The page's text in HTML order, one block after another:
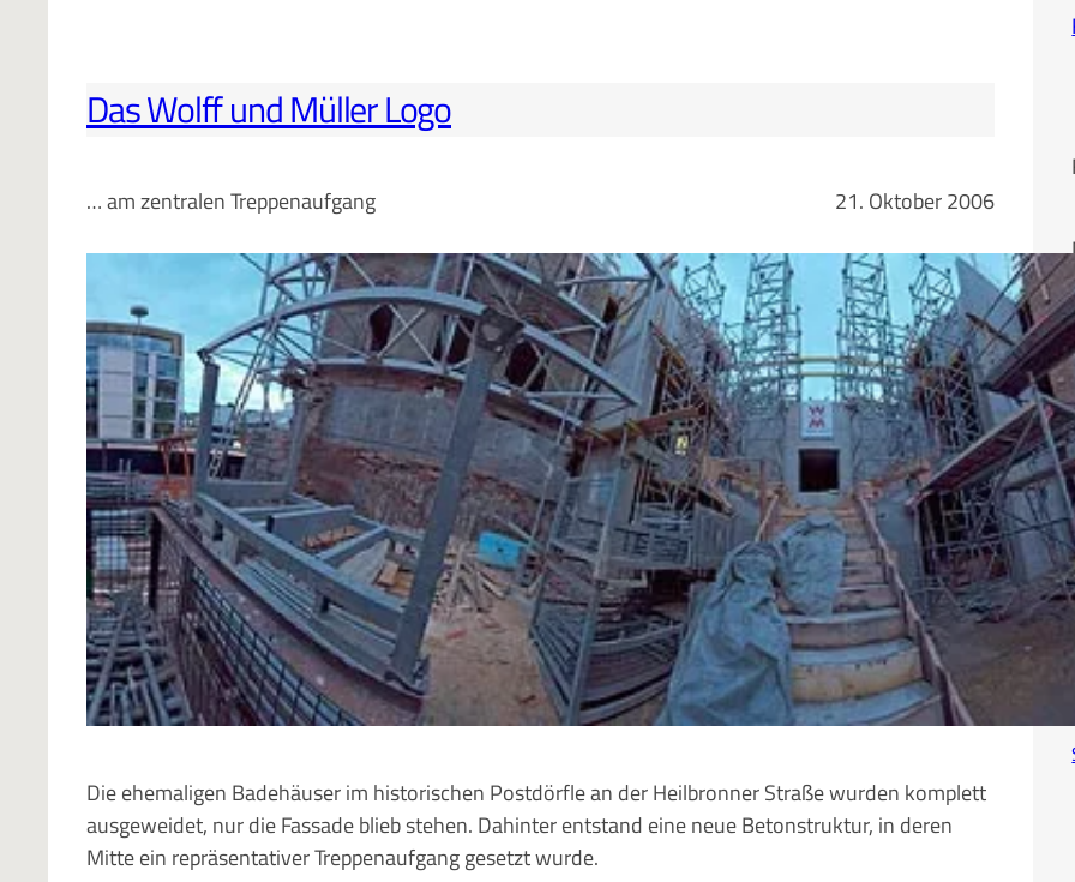
Das Wolff und Müller Logo
… am zentralen Treppenaufgang 21. Oktober 2006
Die ehemaligen Badehäuser im historischen Postdörfle an der Heilbronner Straße wurden komplett
ausgeweidet, nur die Fassade blieb stehen. Dahinter entstand eine neue Betonstruktur, in deren
Mitte ein repräsentativer Treppenaufgang gesetzt wurde.